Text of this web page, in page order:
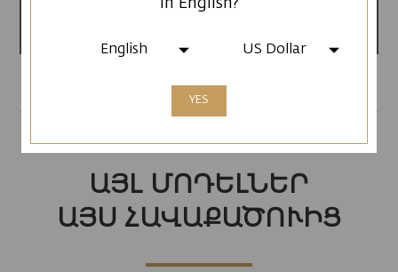
Արտադրված է
ԱՅԼ ՄՈԴԵԼՆԵՐ
ԱՅՍ ՀԱՎԱՔԱԾՈՒԻՑ
English US Dollar
YES